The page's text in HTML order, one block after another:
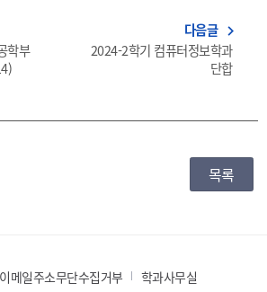
학부
다음글 navigate_next
2024-2학기 컴퓨터정보학과
단합
목록
이메일주소무단수집거부 학과사무실